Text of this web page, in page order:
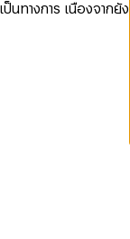
นทางการ เนื่องจากยัง